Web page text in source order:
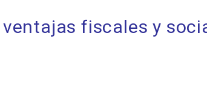
fiscales y